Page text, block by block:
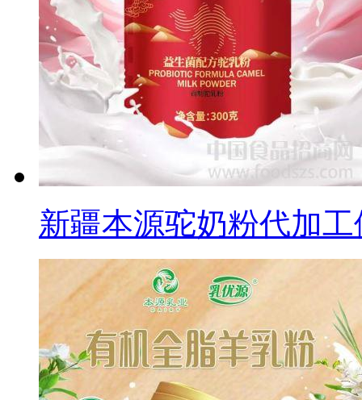
新疆本源驼奶粉代加